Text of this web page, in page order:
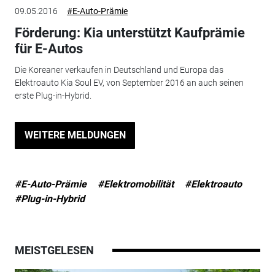
09.05.2016 #E-Auto-Prämie
Förderung: Kia unterstützt Kaufprämie
für E-Autos
Die Koreaner verkaufen in Deutschland und Europa das
Elektroauto Kia Soul EV, von September 2016 an auch seinen
erste Plug-in-Hybrid.
WEITERE MELDUNGEN
#E-Auto-Prämie #Elektromobilität
#Elektroauto
#Plug-in-Hybrid
MEISTGELESEN